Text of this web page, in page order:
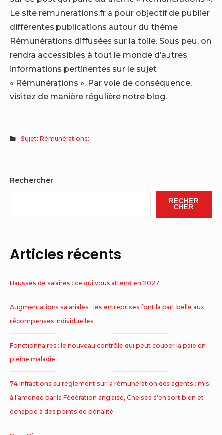
Le site remunerations.fr a pour objectif de publier
différentes publications autour du thème
Rémunérations diffusées sur la toile. Sous peu, on
rendra accessibles à tout le monde d’autres
informations pertinentes sur le sujet
« Rémunérations ». Par voie de conséquence,
visitez de manière régulière notre blog.
Sujet: Rémunérations:
Sidebar
Widget
Area
Rechercher
RECHER
CHER
Articles récents
Hausses de salaires : ce qui vous attend en 2027
Augmentations salariales : les entreprises font la part belle aux
récompenses individuelles
Fonctionnaires : le nouveau contrôle qui peut couper la paie en
pleine maladie
74 infractions au règlement sur la rémunération des agents : mis
à l’amende par la Fédération anglaise, Chelsea s’en sort bien et
échappe à des points de pénalité